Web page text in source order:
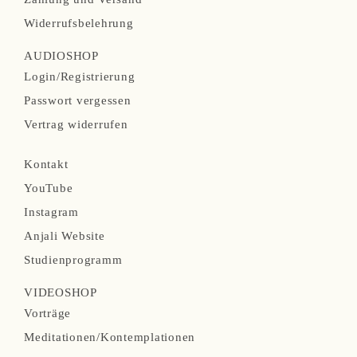
g
t
i
o
ü
b
e
r
s
p
r
i
Widerrufsbelehrung
AUDIOSHOP
N
a
v
g
a
t
i
o
n
ü
b
Login/Registrierung
Passwort vergessen
Vertrag widerrufen
N
a
v
i
g
t
i
Kontakt
YouTube
Instagram
Anjali Website
Studienprogramm
VIDEOSHOP
N
a
Vorträge
Meditationen/Kontemplationen